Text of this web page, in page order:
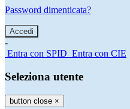
Password dimenticata?
-
Entra con SPID Entra con CIE
Seleziona utente
button close ×